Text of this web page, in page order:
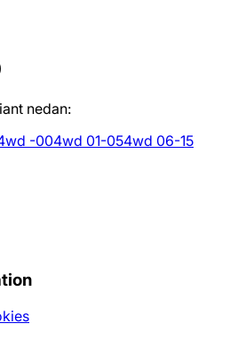
nedan:
-004wd 01-054wd 06-15